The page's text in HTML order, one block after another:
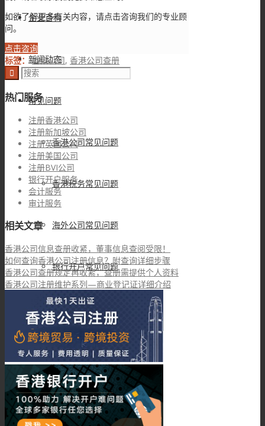
企业百科
新闻动态
常见问题
香港公司常见问题
香港税务常见问题
海外公司常见问题
银行开户常见问题
商标注册常见问题
中国专利常见问题
联系我们
如欲了解更多有关内容，请点击咨询我们的专业顾
问。
点击咨询
标签： 香港公司, 香港公司查册
热门服务
注册香港公司
注册新加坡公司
注册英国公司
注册美国公司
注册BVI公司
银行开户服务
会计服务
审计服务
相关文章
香港公司信息查册收紧，董事信息查阅受限！
如何查询香港公司注册信息？附查询详细步骤
香港公司查册规定再收紧，查册需提供个人资料
香港公司注册维护系列—商业登记证详细介绍